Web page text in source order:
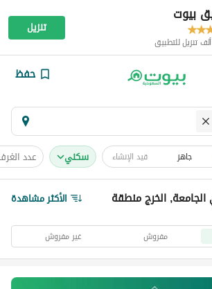
بيوت
تنزيل
حفظ
جاهز قيد الإنشاء سكني عدد
الخرج منطقة الأكثر مشاهدة
مفروش غير مفروش